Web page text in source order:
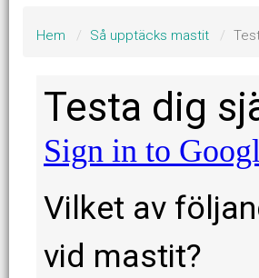
Hem Så upptäcks mastit